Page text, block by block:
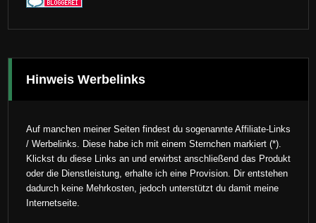
Hinweis Werbelinks
Auf manchen meiner Seiten findest du sogenannte Affiliate-Links
/ Werbelinks. Diese habe ich mit einem Sternchen markiert (*).
Klickst du diese Links an und erwirbst anschließend das Produkt
oder die Dienstleistung, erhalte ich eine Provision. Dir entstehen
dadurch keine Mehrkosten, jedoch unterstützt du damit meine
Internetseite.